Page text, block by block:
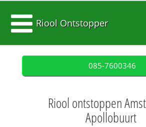
Riool Ontstopper
085-7600346
Riool ontstoppen
Apollobuurt